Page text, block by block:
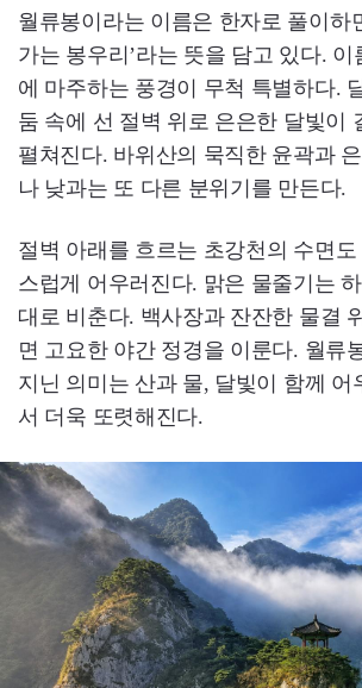
월류봉이라는 이름은 한자로 풀이하
가는 봉우리’라는 뜻을 담고 있다.
에 마주하는 풍경이 무척 특별하다.
둠 속에 선 절벽 위로 은은한 달빛이
펼쳐진다. 바위산의 묵직한 윤곽과
나 낮과는 또 다른 분위기를 만든다.
절벽 아래를 흐르는 초강천의 수면
스럽게 어우러진다. 맑은 물줄기는
대로 비춘다. 백사장과 잔잔한 물결
면 고요한 야간 정경을 이룬다. 월류
지닌 의미는 산과 물, 달빛이 함께 어
서 더욱 또렷해진다.